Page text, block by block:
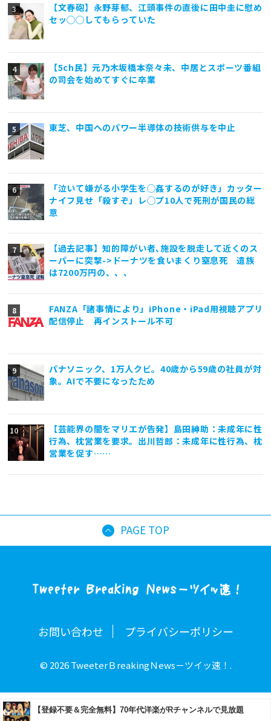
【文春砲】永野芽郁、江頭事件の直後に田中圭に慰め
セッ◯◯してもらっていた
【5ch民】元乃木坂橋本奈々未、中居とスポーツ番組
の司会を始めてすぐに卒業
東芝、中国へのパワー半導体の技術供与を中止
「泣いて嫌がる小学生を◯姦するのが好き」カッター
ナイフ見せ「殺すぞ」レ◯プ10人で死刑が国民の総
意
【過去記事】知的障がい者､施設を脱走して近くのス
ーパーに突撃->ドーナツを食いまくり窒息死 遺族
は7200万円の、、、
FANZA「諸事情により」iPhone・iPad用視聴アプリ
配信停止 再インストール不可
パナソニック、1万人クビ。40歳から59歳の社員が対
象。AIで不要になったため
【芸能界の闇をマリエが告発】島田紳助：未成年に性
行為、枕営業を要求。出川哲郎：未成年に性行為、枕
営業を促す……
PAGE TOP
お問い合わせ プライバシーポリシー
© 2026 TweeterＢreakingＮews－ツイッ速！.